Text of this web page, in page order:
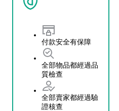
付款安全有保障
全部物品都經過品
質檢查
全部賣家都經過驗
證核查